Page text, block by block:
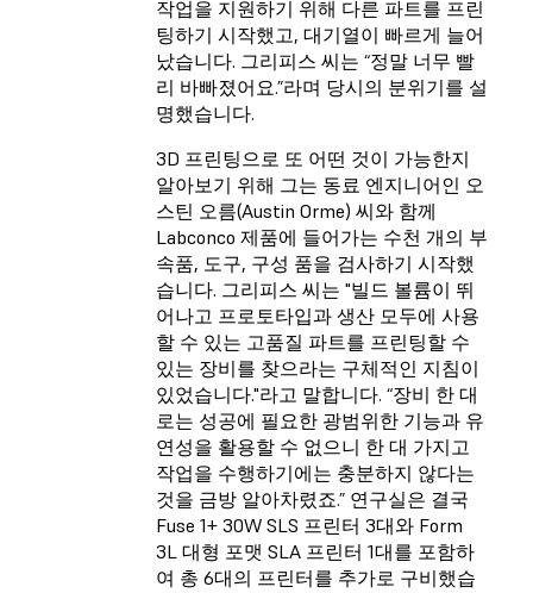
작업을 지원하기 위해 다른 파트를 프린
팅하기 시작했고, 대기열이 빠르게 늘어
났습니다. 그리피스 씨는 “정말 너무 빨
리 바빠졌어요.”라며 당시의 분위기를 설
명했습니다.
3D 프린팅으로 또 어떤 것이 가능한지
알아보기 위해 그는 동료 엔지니어인 오
스틴 오름(Austin Orme) 씨와 함께
Labconco 제품에 들어가는 수천 개의 부
속품, 도구, 구성 품을 검사하기 시작했
습니다. 그리피스 씨는 "빌드 볼륨이 뛰
어나고 프로토타입과 생산 모두에 사용
할 수 있는 고품질 파트를 프린팅할 수
있는 장비를 찾으라는 구체적인 지침이
있었습니다."라고 말합니다. “장비 한 대
로는 성공에 필요한 광범위한 기능과 유
연성을 활용할 수 없으니 한 대 가지고
작업을 수행하기에는 충분하지 않다는
것을 금방 알아차렸죠.” 연구실은 결국
Fuse 1+ 30W SLS 프린터 3대와 Form
3L 대형 포맷 SLA 프린터 1대를 포함하
여 총 6대의 프린터를 추가로 구비했습